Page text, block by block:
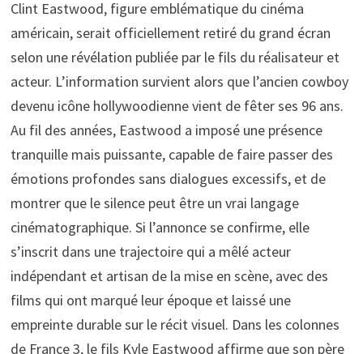
Clint Eastwood, figure emblématique du cinéma
américain, serait officiellement retiré du grand écran
selon une révélation publiée par le fils du réalisateur et
acteur. L’information survient alors que l’ancien cowboy
devenu icône hollywoodienne vient de fêter ses 96 ans.
Au fil des années, Eastwood a imposé une présence
tranquille mais puissante, capable de faire passer des
émotions profondes sans dialogues excessifs, et de
montrer que le silence peut être un vrai langage
cinématographique. Si l’annonce se confirme, elle
s’inscrit dans une trajectoire qui a mêlé acteur
indépendant et artisan de la mise en scène, avec des
films qui ont marqué leur époque et laissé une
empreinte durable sur le récit visuel. Dans les colonnes
de France 3, le fils Kyle Eastwood affirme que son père